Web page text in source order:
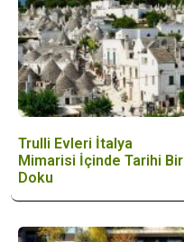
Trulli Evleri İtalya
Mimarisi İçinde Tarihi Bir
Doku